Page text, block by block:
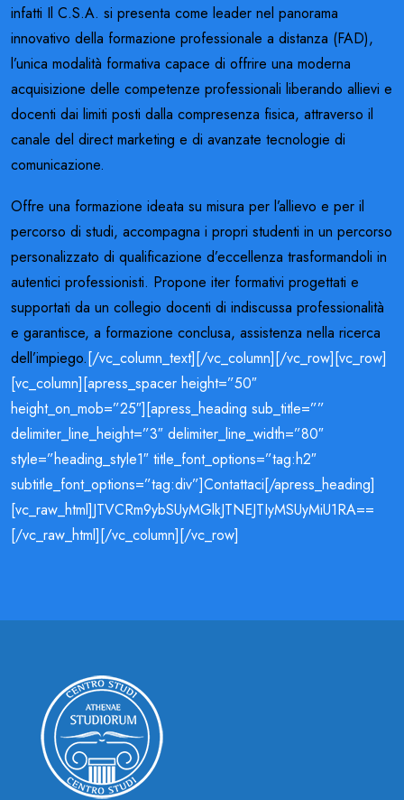
infatti Il C.S.A. si presenta come leader nel panorama
innovativo della formazione professionale a distanza (FAD),
l’unica modalità formativa capace di offrire una moderna
acquisizione delle competenze professionali liberando allievi e
docenti dai limiti posti dalla compresenza fisica, attraverso il
canale del direct marketing e di avanzate tecnologie di
comunicazione.
Offre una formazione ideata su misura per l’allievo e per il
percorso di studi, accompagna i propri studenti in un percorso
personalizzato di qualificazione d’eccellenza trasformandoli in
autentici professionisti. Propone iter formativi progettati e
supportati da un collegio docenti di indiscussa professionalità
e garantisce, a formazione conclusa, assistenza nella ricerca
dell’impiego.[/vc_column_text][/vc_column][/vc_row][vc_row]
[vc_column][apress_spacer height=”50″
height_on_mob=”25″][apress_heading sub_title=””
delimiter_line_height=”3″ delimiter_line_width=”80″
style=”heading_style1″ title_font_options=”tag:h2″
subtitle_font_options=”tag:div”]Contattaci[/apress_heading]
[vc_raw_html]JTVCRm9ybSUyMGlkJTNEJTIyMSUyMiU1RA==
[/vc_raw_html][/vc_column][/vc_row]